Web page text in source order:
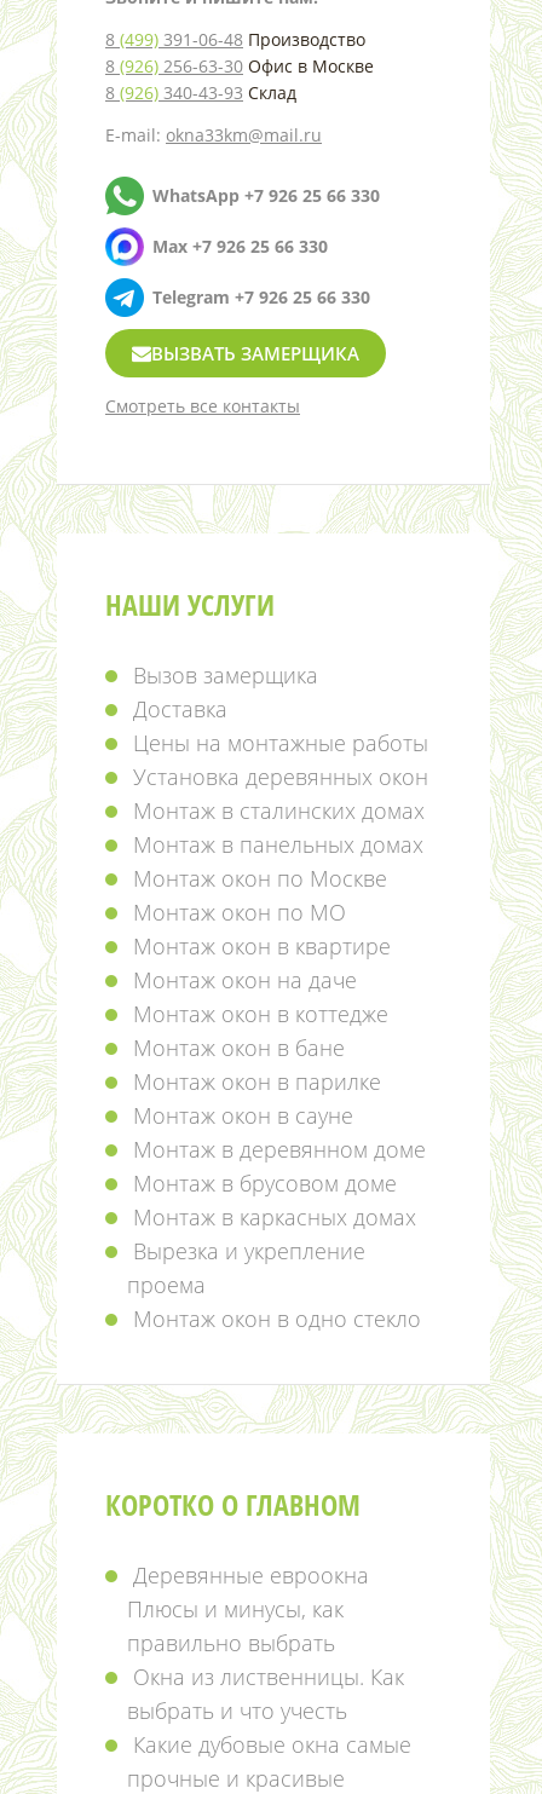
8 (499) 391-06-48 Производство
8 (926) 256-63-30 Офис в Москве
8 (926) 340-43-93 Склад
E-mail: okna33km@mail.ru
WhatsApp +7 926 25 66 330
Max +7 926 25 66 330
Telegram +7 926 25 66 330
ВЫЗВАТЬ ЗАМЕРЩИКА
Смотреть все контакты
НАШИ УСЛУГИ
Вызов замерщика
Доставка
Цены на монтажные работы
Установка деревянных окон
Монтаж в сталинских домах
Монтаж в панельных домах
Монтаж окон по Москве
Монтаж окон по МО
Монтаж окон в квартире
Монтаж окон на даче
Монтаж окон в коттедже
Монтаж окон в бане
Монтаж окон в парилке
Монтаж окон в сауне
Монтаж в деревянном доме
Монтаж в брусовом доме
Монтаж в каркасных домах
Вырезка и укрепление
проема
Монтаж окон в одно стекло
КОРОТКО О ГЛАВНОМ
Деревянные евроокна
Плюсы и минусы, как
правильно выбрать
Окна из лиственницы. Как
выбрать и что учесть
Какие дубовые окна самые
прочные и красивые